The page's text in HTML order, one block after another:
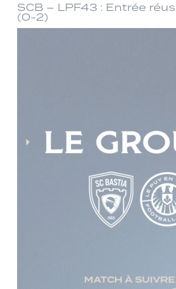
SCB – LPF43 : Entrée
(0-2)